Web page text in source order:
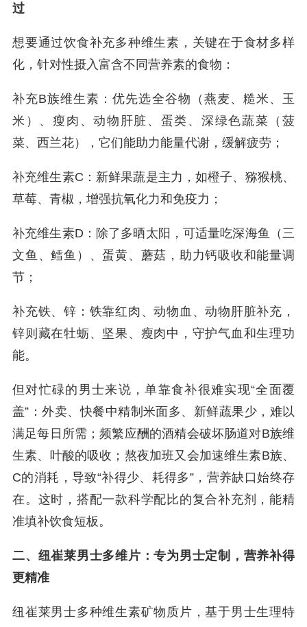
过
想要通过饮食补充多种维生素，关键在于食材多样
化，针对性摄入富含不同营养素的食物：
补充B族维生素：优先选全谷物（燕麦、糙米、玉
米）、瘦肉、动物肝脏、蛋类、深绿色蔬菜（菠
菜、西兰花），它们能助力能量代谢，缓解疲劳；
补充维生素C：新鲜果蔬是主力，如橙子、猕猴桃、
草莓、青椒，增强抗氧化力和免疫力；
补充维生素D：除了多晒太阳，可适量吃深海鱼（三
文鱼、鳕鱼）、蛋黄、蘑菇，助力钙吸收和能量调
节；
补充铁、锌：铁靠红肉、动物血、动物肝脏补充，
锌则藏在牡蛎、坚果、瘦肉中，守护气血和生理功
能。
但对忙碌的男士来说，单靠食补很难实现“全面覆
盖”：外卖、快餐中精制米面多、新鲜蔬果少，难以
满足每日所需；频繁应酬的酒精会破坏肠道对B族维
生素、叶酸的吸收；熬夜加班又会加速维生素B族、
C的消耗，导致“补得少、耗得多”，营养缺口始终存
在。这时，搭配一款科学配比的复合补充剂，能精
准填补饮食短板。
二、纽崔莱男士多维片：专为男士定制，营养补得
更精准
纽崔莱男士多种维生素矿物质片，基于男士生理特